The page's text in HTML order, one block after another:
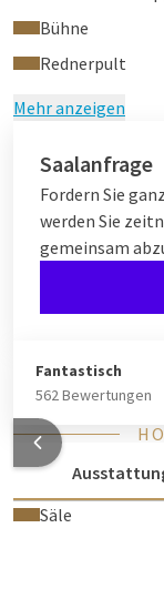
Bühne
Rednerpult
Mehr anzeigen
Saalanfrage
Fordern Sie
werden Sie
gemeinsam
Fantastisch
562 Bewertungen
Säle